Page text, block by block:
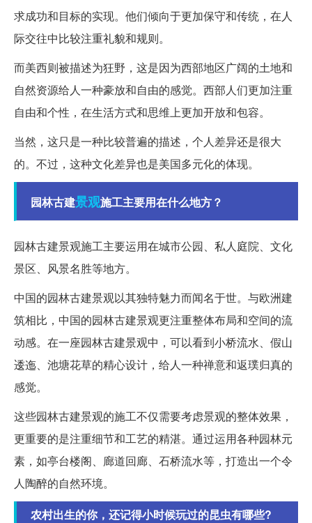
求成功和目标的实现。他们倾向于更加保守和传统，在人
际交往中比较注重礼貌和规则。
而美西则被描述为狂野，这是因为西部地区广阔的土地和
自然资源给人一种豪放和自由的感觉。西部人们更加注重
自由和个性，在生活方式和思维上更加开放和包容。
当然，这只是一种比较普遍的描述，个人差异还是很大
的。不过，这种文化差异也是美国多元化的体现。
园林古建景观施工主要用在什么地方？
园林古建景观施工主要运用在城市公园、私人庭院、文化
景区、风景名胜等地方。
中国的园林古建景观以其独特魅力而闻名于世。与欧洲建
筑相比，中国的园林古建景观更注重整体布局和空间的流
动感。在一座园林古建景观中，可以看到小桥流水、假山
逶迤、池塘花草的精心设计，给人一种禅意和返璞归真的
感觉。
这些园林古建景观的施工不仅需要考虑景观的整体效果，
更重要的是注重细节和工艺的精湛。通过运用各种园林元
素，如亭台楼阁、廊道回廊、石桥流水等，打造出一个令
人陶醉的自然环境。
农村出生的你，还记得小时候玩过的昆虫有哪些?